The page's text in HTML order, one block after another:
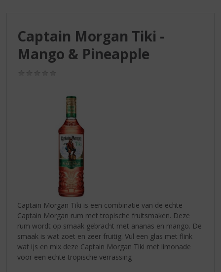
Captain Morgan Tiki -
Mango & Pineapple
Captain Morgan Tiki is een combinatie van de echte
Captain Morgan rum met tropische fruitsmaken. Deze
rum wordt op smaak gebracht met ananas en mango. De
smaak is wat zoet en zeer fruitig. Vul een glas met flink
wat ijs en mix deze Captain Morgan Tiki met limonade
voor een echte tropische verrassing